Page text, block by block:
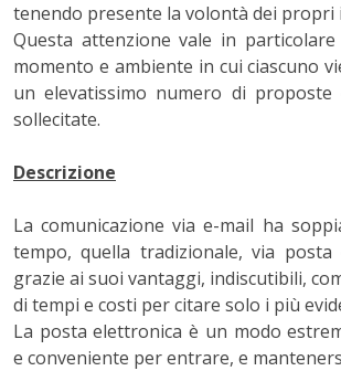
tenendo presente la volontà dei
Questa attenzione vale in
momento e ambiente in cui ciascuno
un elevatissimo numero di proposte
sollecitate.
Descrizione
La comunicazione via e-mail ha
tempo, quella tradizionale, via
grazie ai suoi vantaggi, indiscutibili,
di tempi e costi per citare solo i più
La posta elettronica è un modo
e conveniente per entrare, e